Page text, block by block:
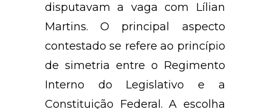
disputavam a vaga com Lílian
Martins. O principal aspecto
contestado se refere ao princípio
de simetria entre o Regimento
Interno do Legislativo e a
Constituição Federal. A escolha